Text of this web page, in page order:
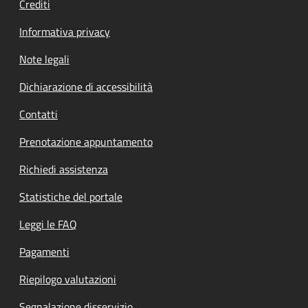
Crediti
Informativa privacy
Note legali
Dichiarazione di accessibilità
Contatti
Prenotazione appuntamento
Richiedi assistenza
Statistiche del portale
Leggi le FAQ
Pagamenti
Riepilogo valutazioni